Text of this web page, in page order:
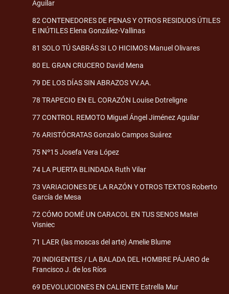
Aguilar
82 CONTENEDORES DE PENAS Y OTROS RESIDUOS ÚTILES
E INÚTILES Elena González-Vallinas
81 SOLO TÚ SABRÁS SI LO HICIMOS Manuel Olivares
80 EL GRAN CRUCERO David Mena
79 DE LOS DÍAS SIN ABRAZOS VV.AA.
78 TRAPECIO EN EL CORAZÓN Louise Dotreligne
77 CONTROL REMOTO Miguel Ángel Jiménez Aguilar
76 ARISTÓCRATAS Gonzalo Campos Suárez
75 Nº15 Josefa Vera López
74 LA PUERTA BLINDADA Ruth Vilar
73 VARIACIONES DE LA RAZÓN Y OTROS TEXTOS Roberto
García de Mesa
72 CÓMO DOMÉ UN CARACOL EN TUS SENOS Matei
Visniec
71 LAER (las moscas del arte) Amelie Blume
70 INDIGENTES / LA BALADA DEL HOMBRE PÁJARO de
Francisco J. de los Ríos
69 DEVOLUCIONES EN CALIENTE Estrella Mur